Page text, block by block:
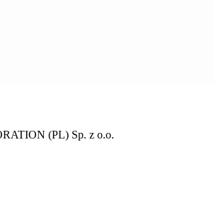
(PL) Sp. z o.o.